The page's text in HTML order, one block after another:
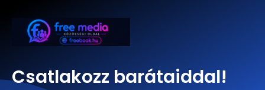
Csatlakozz barátaiddal!